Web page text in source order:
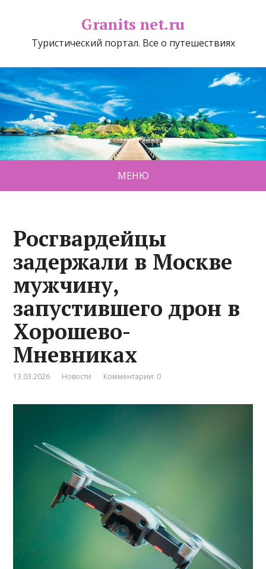
Granits net.ru
Туристический портал. Все о путешествиях
МЕНЮ
Росгвардейцы
задержали в Москве
мужчину,
запустившего дрон в
Хорошево-
Мневниках
13.03.2026 Новости Комментарии: 0